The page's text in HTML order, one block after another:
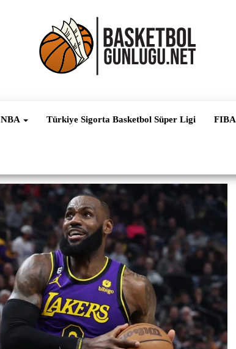
Haber
Süper Lig ve
Dünya
NBA Türkiye Sigorta Basketbol Süper Ligi FIBA